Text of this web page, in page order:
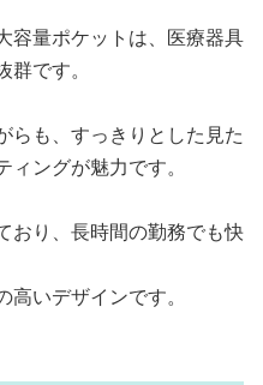
容量ポケットは、医療器具
です。
らも、すっきりとした見た
ングが魅力です。
おり、長時間の勤務でも快
いデザインです。